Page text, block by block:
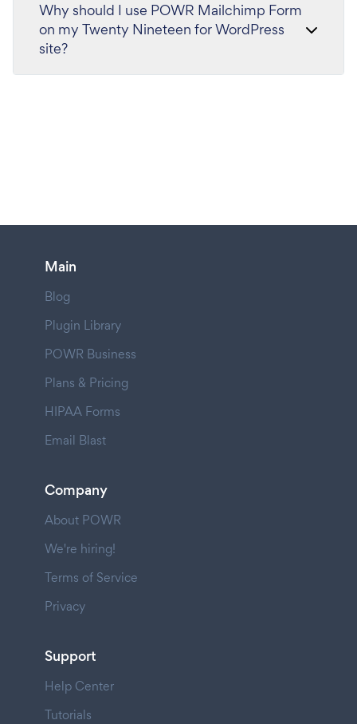
Why should I use POWR Mailchimp Form
on my Twenty Nineteen for WordPress
site?
Main
Blog
Plugin Library
POWR Business
Plans & Pricing
HIPAA Forms
Email Blast
Company
About POWR
We're hiring!
Terms of Service
Privacy
Support
Help Center
Tutorials